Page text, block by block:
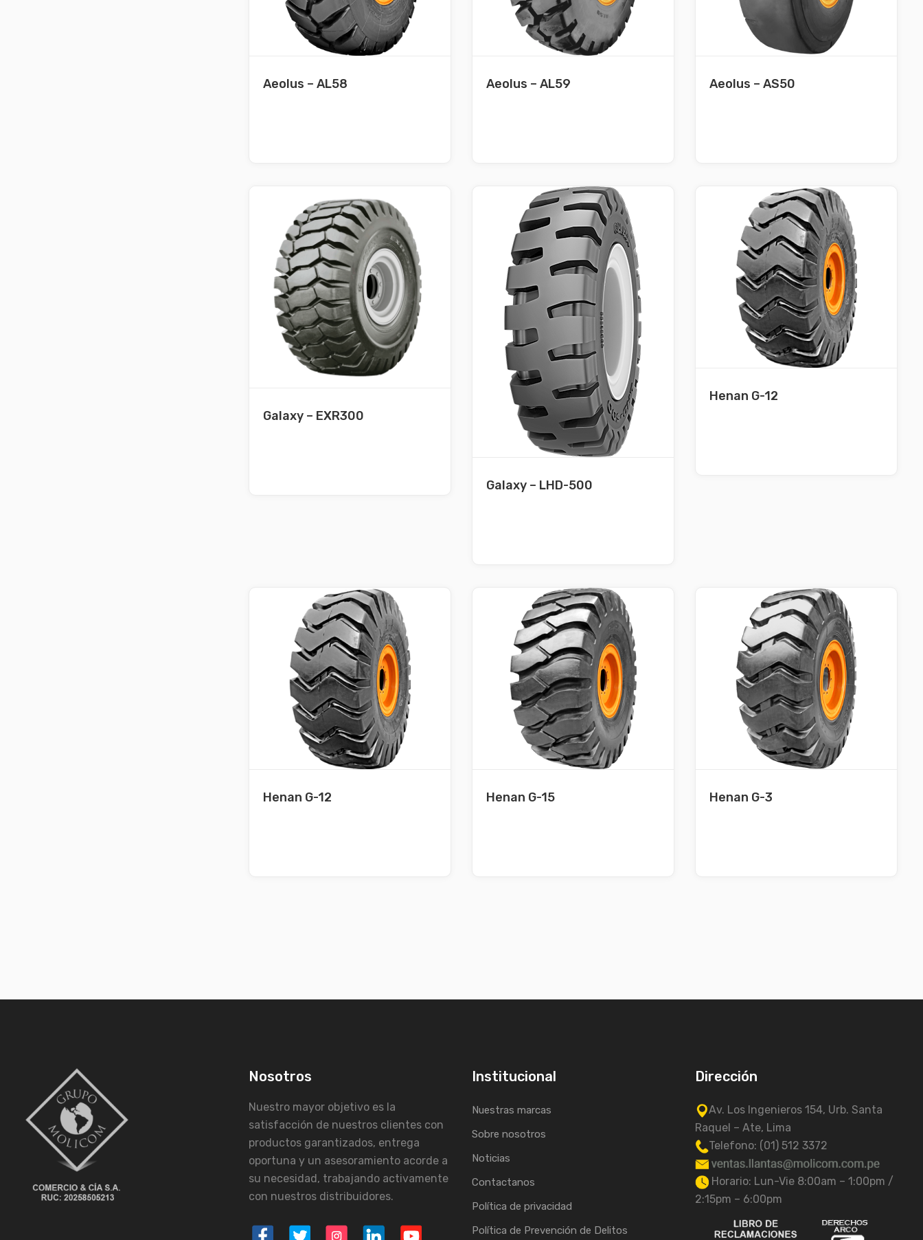
Aeolus – AL58 Aeolus – AL59 Aeolus – AS50
Galaxy – EXR300
Galaxy – LHD-500
Henan G-12
Henan G-12 Henan G-15 Henan G-3
Nosotros
Nuestro mayor objetivo es la
satisfacción de nuestros clientes con
productos garantizados, entrega
oportuna y un asesoramiento acorde a
su necesidad, trabajando activamente
con nuestros distribuidores.
Institucional
Nuestras marcas
Sobre nosotros
Noticias
Contactanos
Política de privacidad
Política de Prevención de Delitos
Dirección
Av. Los Ingenieros 154, Urb. Santa
Raquel – Ate, Lima
Telefono: (01) 512 3372
Horario: Lun-Vie 8:00am – 1:00pm /
2:15pm – 6:00pm